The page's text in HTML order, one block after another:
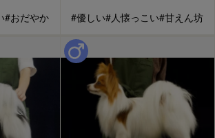
#おだやか #優しい#人懐っこい#甘えん坊